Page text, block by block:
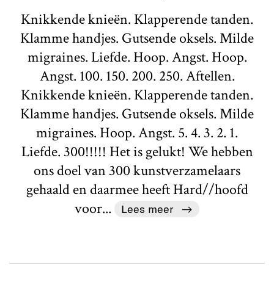
Knikkende knieën. Klapperende tanden.
Klamme handjes. Gutsende oksels. Milde
migraines. Liefde. Hoop. Angst. Hoop.
Angst. 100. 150. 200. 250. Aftellen.
Knikkende knieën. Klapperende tanden.
Klamme handjes. Gutsende oksels. Milde
migraines. Hoop. Angst. 5. 4. 3. 2. 1.
Liefde. 300!!!!! Het is gelukt! We hebben
ons doel van 300 kunstverzamelaars
gehaald en daarmee heeft Hard//hoofd
voor...
Lees meer